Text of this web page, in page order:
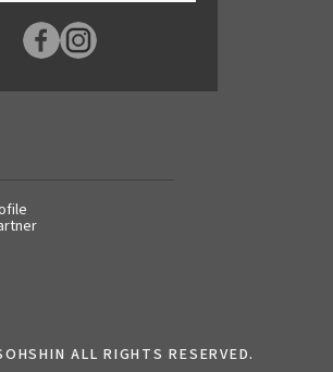
ALL RIGHTS RESERVED.